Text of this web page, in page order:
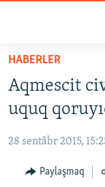
Esas
qaytmaq
Baş
navigatsiyağa
qaytmaq
qaytmaq
SİYASET
İQTİSADİYAT
CEMİYET
MEDENİYET
HABERLER
Aqmescit
uquq
28 sentâbr 2015,
Paylaşmaq